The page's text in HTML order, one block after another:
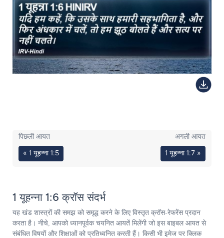
पिछली आयत
« 1 यूहन्ना 1:5
अगली आयत
1 यूहन्ना 1:7 »
1 यूहन्ना 1:6 क्रॉस संदर्भ
यह खंड शास्त्रों की समझ को समृद्ध करने के लिए विस्तृत क्रॉस-रेफरेंस प्रदान
करता है। नीचे, आपको ध्यानपूर्वक चयनित आयतें मिलेंगी जो इस बाइबल आयत से
संबंधित विषयों और शिक्षाओं को प्रतिध्वनित करती हैं। किसी भी इमेज पर क्लिक